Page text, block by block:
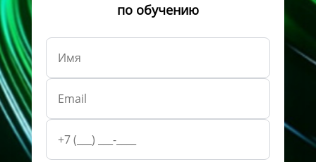
по обучению